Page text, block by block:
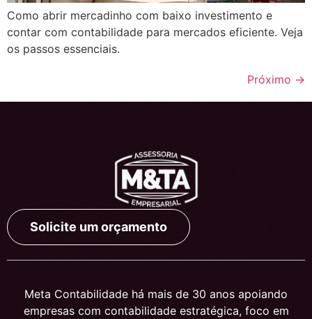
Como abrir mercadinho com baixo investimento e
contar com contabilidade para mercados eficiente. Veja
os passos essenciais.
Próximo →
Solicite um orçamento
Meta Contabilidade há mais de 30 anos apoiando
empresas com contabilidade estratégica, foco em